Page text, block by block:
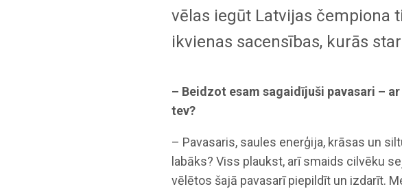
vēlas iegūt Latvijas čempiona
ikvienas sacensības, kurās
– Beidzot esam sagaidījuši pavasari –
tev?
– Pavasaris, saules enerģija, krāsas un
labāks? Viss plaukst, arī smaids cilvēku
vēlētos šajā pavasarī piepildīt un izdarīt.